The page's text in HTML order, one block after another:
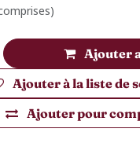
Ajouter
Ajouter pour
Ajouter à la liste de